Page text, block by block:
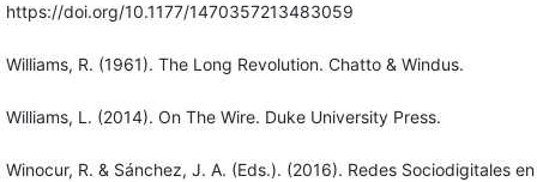
https://doi.org/10.1177/1470357213483059
Williams, R. (1961). The Long Revolution. Chatto & Windus.
Williams, L. (2014). On The Wire. Duke University Press.
Winocur, R. & Sánchez, J. A. (Eds.). (2016). Redes Sociodigitales